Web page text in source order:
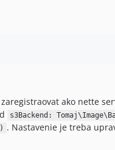
ako nette
s3Backend:
. Nastavenie je treba